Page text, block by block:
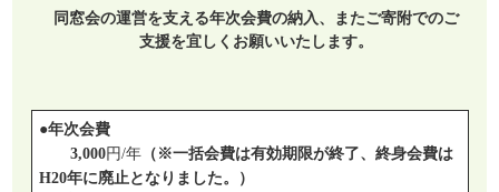
同窓会の運営を支える年次会費の納入、またご寄附でのご
支援を宜しくお願いいたします。
●年次会費
3,000円/年（※一括会費は有効期限が終了、終身会費は
H20年に廃止となりました。）